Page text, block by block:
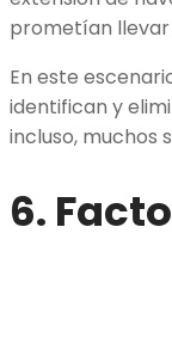
prometían llevar
En este
identifican y
incluso, muchos
6.